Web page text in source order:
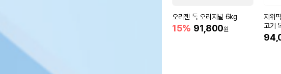
오리젠 독 오리지널 6kg
15% 91,800원
지위
고기